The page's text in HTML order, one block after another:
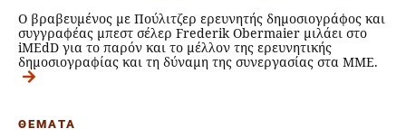
Ο βραβευμένος με Πούλιτζερ ερευνητής δημοσιογράφος και
συγγραφέας μπεστ σέλερ Frederik Obermaier μιλάει στο
iMEdD για το παρόν και το μέλλον της ερευνητικής
δημοσιογραφίας και τη δύναμη της συνεργασίας στα ΜΜΕ.
ΘΕΜΑΤΑ